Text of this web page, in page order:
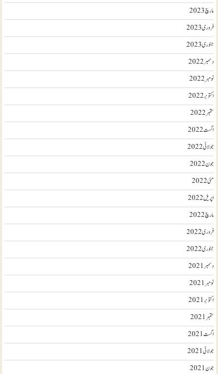
مارچ 2023
فروری 2023
جنوری 2023
دسمبر 2022
نومبر 2022
اکتوبر 2022
ستمبر 2022
اگست 2022
جولائی 2022
جون 2022
مئی 2022
اپریل 2022
مارچ 2022
فروری 2022
جنوری 2022
دسمبر 2021
نومبر 2021
اکتوبر 2021
ستمبر 2021
اگست 2021
جولائی 2021
جون 2021